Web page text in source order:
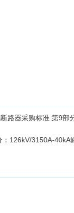
路器采购标准 第9部
126kV/3150A-40kA